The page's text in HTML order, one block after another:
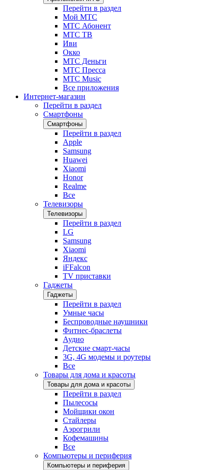
Перейти в раздел
Мой МТС
МТС Абонент
МТС ТВ
Иви
Окко
МТС Деньги
МТС Пресса
МТС Music
Все приложения
Интернет-магазин
Перейти в раздел
Смартфоны
Смартфоны
Перейти в раздел
Apple
Samsung
Huawei
Xiaomi
Honor
Realme
Все
Телевизоры
Телевизоры
Перейти в раздел
LG
Samsung
Xiaomi
Яндекс
iFFalcon
TV приставки
Гаджеты
Гаджеты
Перейти в раздел
Умные часы
Беспроводные наушники
Фитнес-браслеты
Аудио
Детские смарт-часы
3G, 4G модемы и роутеры
Все
Товары для дома и красоты
Товары для дома и красоты
Перейти в раздел
Пылесосы
Мойщики окон
Стайлеры
Аэрогрили
Кофемашины
Все
Компьютеры и периферия
Компьютеры и периферия